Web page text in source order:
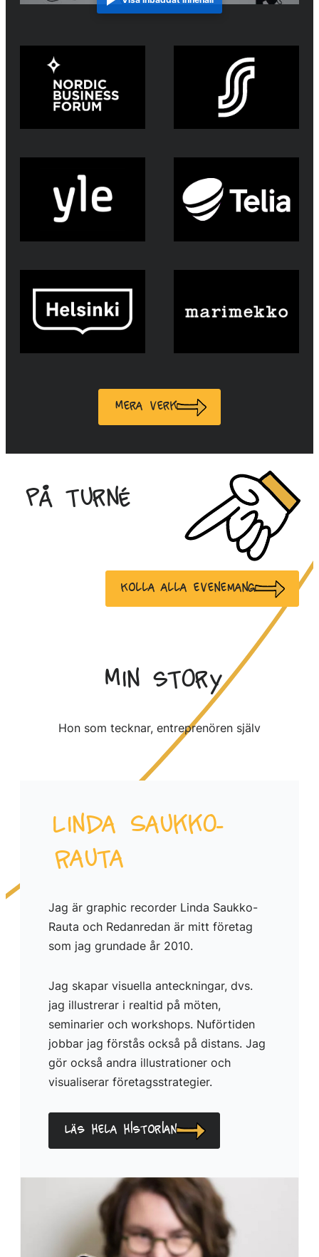
Mera verk
På turné
Kolla alla evenemang
Min story
Hon som tecknar, entreprenören själv
Linda Saukko-
Rauta
Jag är graphic recorder Linda Saukko-
Rauta och Redanredan är mitt företag
som jag grundade år 2010.
Jag skapar visuella anteckningar, dvs.
jag illustrerar i realtid på möten,
seminarier och workshops. Nuförtiden
jobbar jag förstås också på distans. Jag
gör också andra illustrationer och
visualiserar företagsstrategier.
Läs hela historian